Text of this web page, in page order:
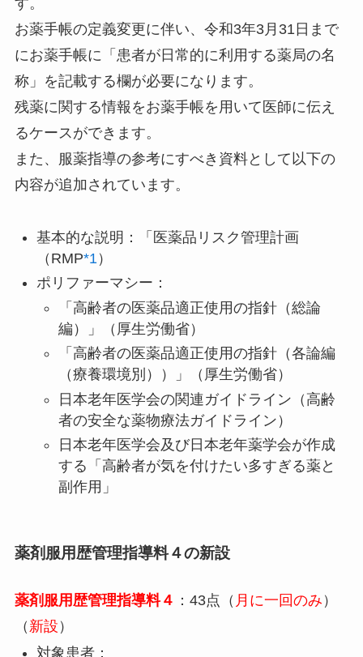
お薬手帳の定義変更に伴い、令和3年3月31日まで
にお薬手帳に「患者が日常的に利用する薬局の名
称」を記載する欄が必要になります。
残薬に関する情報をお薬手帳を用いて医師に伝え
るケースができます。
また、服薬指導の参考にすべき資料として以下の
内容が追加されています。
基本的な説明：「医薬品リスク管理計画
（RMP*1 ）
ポリファーマシー：
「高齢者の医薬品適正使用の指針（総論
編）」（厚生労働省）
「高齢者の医薬品適正使用の指針（各論編
（療養環境別））」（厚生労働省）
日本老年医学会の関連ガイドライン（高齢
者の安全な薬物療法ガイドライン）
日本老年医学会及び日本老年薬学会が作成
する「高齢者が気を付けたい多すぎる薬と
副作用」
薬剤服用歴管理指導料４の新設
薬剤服用歴管理指導料４ ：43点（ 月に一回のみ ）
（ 新設 ）
対象患者：